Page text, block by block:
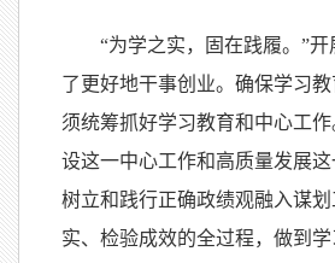
“为学之实，固在践履。”开
了更好地干事创业。确保学习
须统筹抓好学习教育和中心工
设这一中心工作和高质量发展
树立和践行正确政绩观融入谋
实、检验成效的全过程，做到